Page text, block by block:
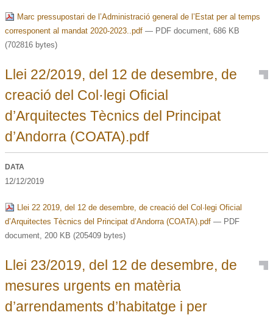
Marc pressupostari de l’Administració general de l’Estat per al temps
corresponent al mandat 2020-2023..pdf— PDF document, 686 KB
(702816 bytes)
Llei 22/2019, del 12 de desembre, de
creació del Col·legi Oficial
d’Arquitectes Tècnics del Principat
d’Andorra (COATA).pdf
DATA
12/12/2019
Llei 22 2019, del 12 de desembre, de creació del Col·legi Oficial
d’Arquitectes Tècnics del Principat d’Andorra (COATA).pdf— PDF
document, 200 KB (205409 bytes)
Llei 23/2019, del 12 de desembre, de
mesures urgents en matèria
d’arrendaments d’habitatge i per